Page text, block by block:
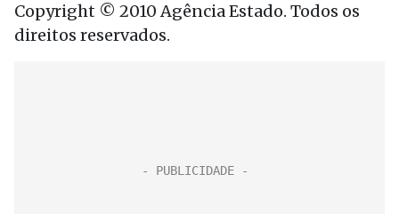
Copyright © 2010 Agência Estado. Todos os
direitos reservados.